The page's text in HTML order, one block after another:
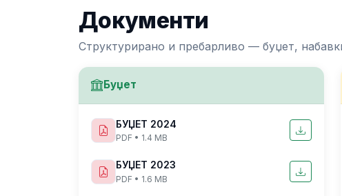
Документи
Структурирано и пребарливо — буџет,
Буџет
БУЏЕТ 2024
PDF • 1.4 MB
БУЏЕТ 2023
PDF • 1.6 MB